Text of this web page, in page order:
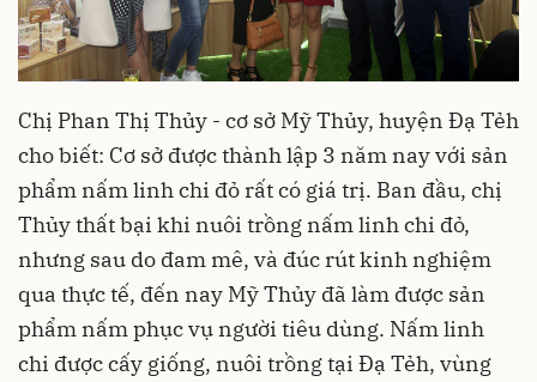
Chị Phan Thị Thủy - cơ sở Mỹ Thủy, huyện Đạ Tẻh
cho biết: Cơ sở được thành lập 3 năm nay với sản
phẩm nấm linh chi đỏ rất có giá trị. Ban đầu, chị
Thủy thất bại khi nuôi trồng nấm linh chi đỏ,
nhưng sau do đam mê, và đúc rút kinh nghiệm
qua thực tế, đến nay Mỹ Thủy đã làm được sản
phẩm nấm phục vụ người tiêu dùng. Nấm linh
chi được cấy giống, nuôi trồng tại Đạ Tẻh, vùng